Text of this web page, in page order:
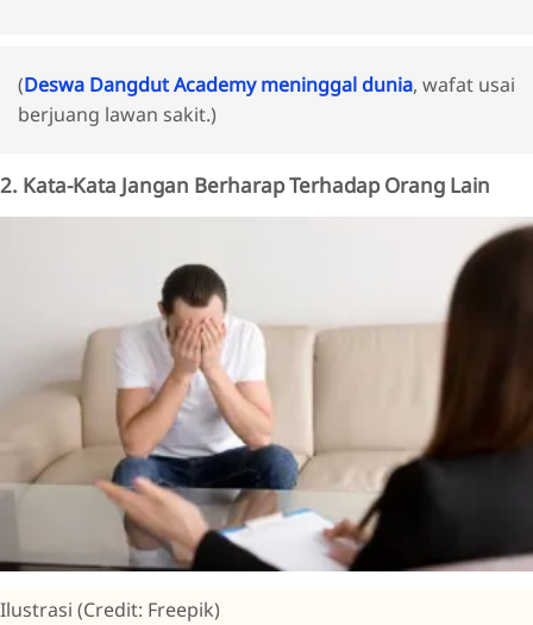
(Deswa Dangdut Academy meninggal dunia, wafat usai
berjuang lawan sakit.)
2. Kata-Kata Jangan Berharap Terhadap Orang Lain
Ilustrasi (Credit: Freepik)